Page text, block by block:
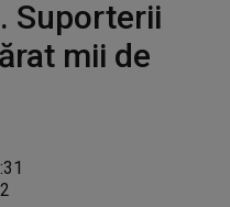
Suporterii
mii de